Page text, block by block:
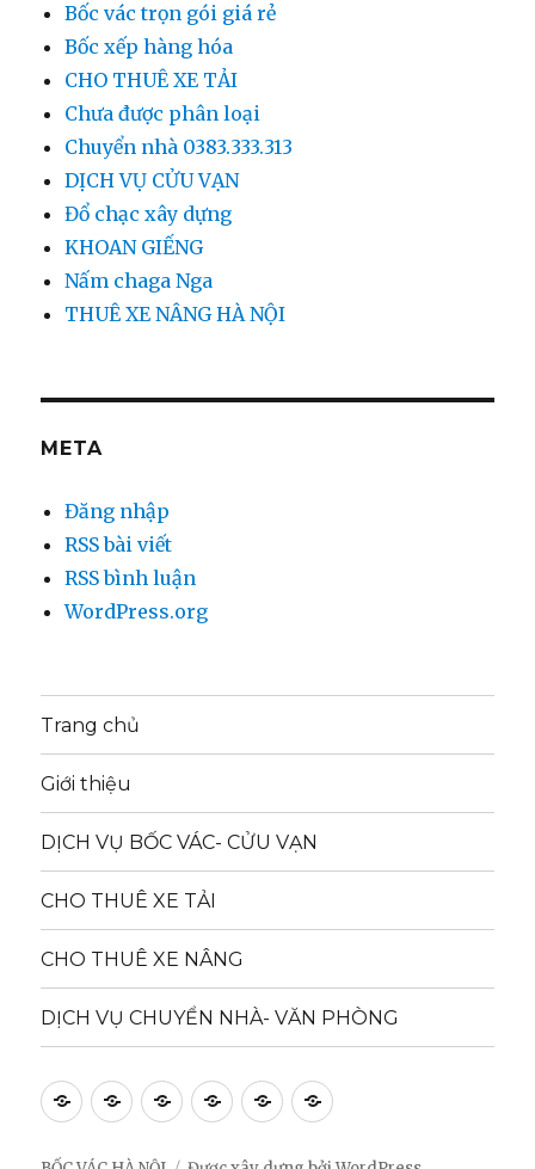
Bốc vác trọn gói giá rẻ
Bốc xếp hàng hóa
CHO THUÊ XE TẢI
Chưa được phân loại
Chuyển nhà 0383.333.313
DỊCH VỤ CỬU VẠN
Đổ chạc xây dựng
KHOAN GIẾNG
Nấm chaga Nga
THUÊ XE NÂNG HÀ NỘI
META
Đăng nhập
RSS bài viết
RSS bình luận
WordPress.org
Trang chủ
Giới thiệu
DỊCH VỤ BỐC VÁC- CỬU VẠN
CHO THUÊ XE TẢI
CHO THUÊ XE NÂNG
DỊCH VỤ CHUYỂN NHÀ- VĂN PHÒNG
TrangGiới DỊCHCHO CHO DỊCH